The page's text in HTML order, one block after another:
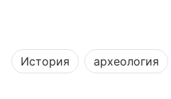
История археология